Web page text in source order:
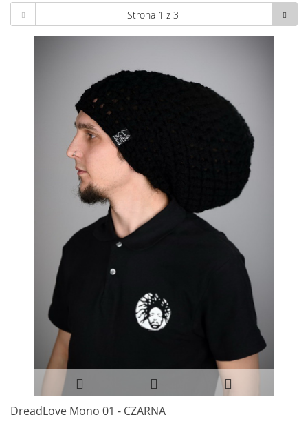
DreadLove Mono 01 - CZARNA